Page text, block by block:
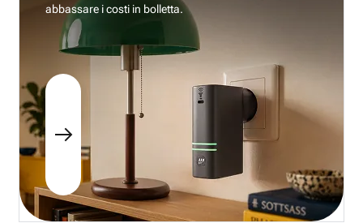
abbassare i costi in bolletta.